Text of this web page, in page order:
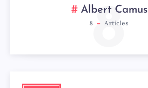
Albert Camus
8 Articles
8